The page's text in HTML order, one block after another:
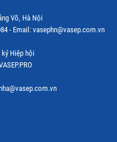
Võ, Hà Nội
- Email: vasephn@vasep.com.vn
Hiệp hội